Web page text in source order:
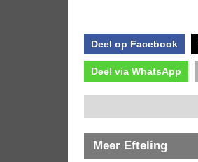
Deel op Facebook
Deel via WhatsApp
Meer Efteling